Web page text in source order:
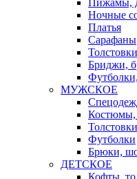
Пижамы,
Ночные
Платья
Сарафаны
Толстовки
Бриджи,
МУЖСКОЕ
Костюмы,
Толстовки
Футболки
Брюки,
ДЕТСКОЕ
Кофты,